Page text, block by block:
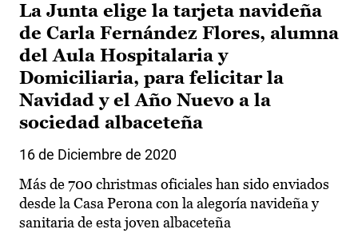
La Junta elige la tarjeta navideña
de Carla Fernández Flores, alumna
del Aula Hospitalaria y
Domiciliaria, para felicitar la
Navidad y el Año Nuevo a la
sociedad albaceteña
16 de Diciembre de 2020
Más de 700 christmas oficiales han sido enviados
desde la Casa Perona con la alegoría navideña y
sanitaria de esta joven albaceteña